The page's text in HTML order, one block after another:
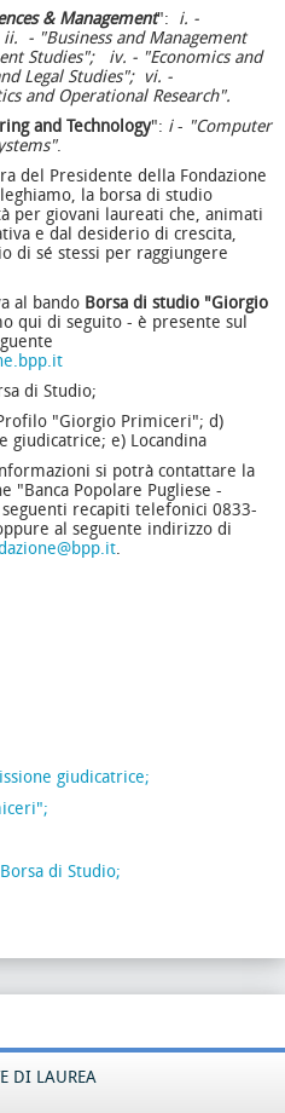
& Management": i. -
ii. - "Business and Management
Studies";
iv. - "Economics and
Legal Studies"; vi. -
and Operational Research".
and Technology": i- "Computer
.
del Presidente della Fondazione
la borsa di studio
per giovani laureati che, animati
e dal desiderio di crescita,
di sé stessi per raggiungere
al bando Borsa di studio "Giorgio
qui di seguito - è presente sul
di Studio;
"Giorgio Primiceri"; d)
giudicatrice; e) Locandina
si potrà contattare la
"Banca Popolare Pugliese -
recapiti telefonici 0833-
al seguente indirizzo di
.
giudicatrice;
di Studio;
DI LAUREA